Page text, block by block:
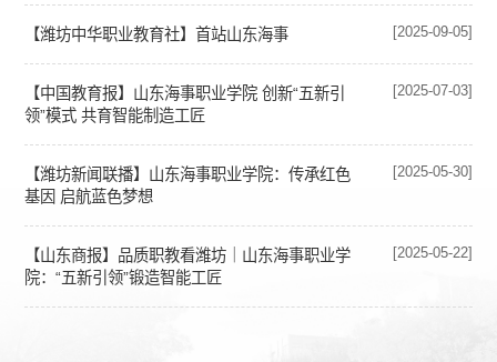
【潍坊中华职业教育社】首站山东海事 [2025-09-05]
【中国教育报】山东海事职业学院 创新“五新引
领”模式 共育智能制造工匠
[2025-07-03]
【潍坊新闻联播】山东海事职业学院：传承红色
基因 启航蓝色梦想
[2025-05-30]
【山东商报】品质职教看潍坊｜山东海事职业学
院：“五新引领”锻造智能工匠
[2025-05-22]